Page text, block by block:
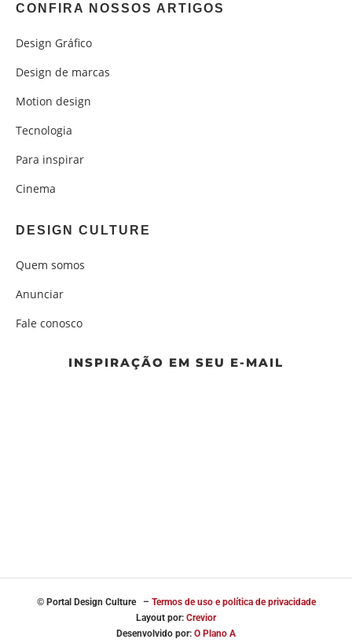
CONFIRA NOSSOS ARTIGOS
Design Gráfico
Design de marcas
Motion design
Tecnologia
Para inspirar
Cinema
DESIGN CULTURE
Quem somos
Anunciar
Fale conosco
INSPIRAÇÃO EM SEU E-MAIL
© Portal Design Culture – Termos de uso e política de privacidade
Layout por: Crevior
Desenvolvido por: O Plano A